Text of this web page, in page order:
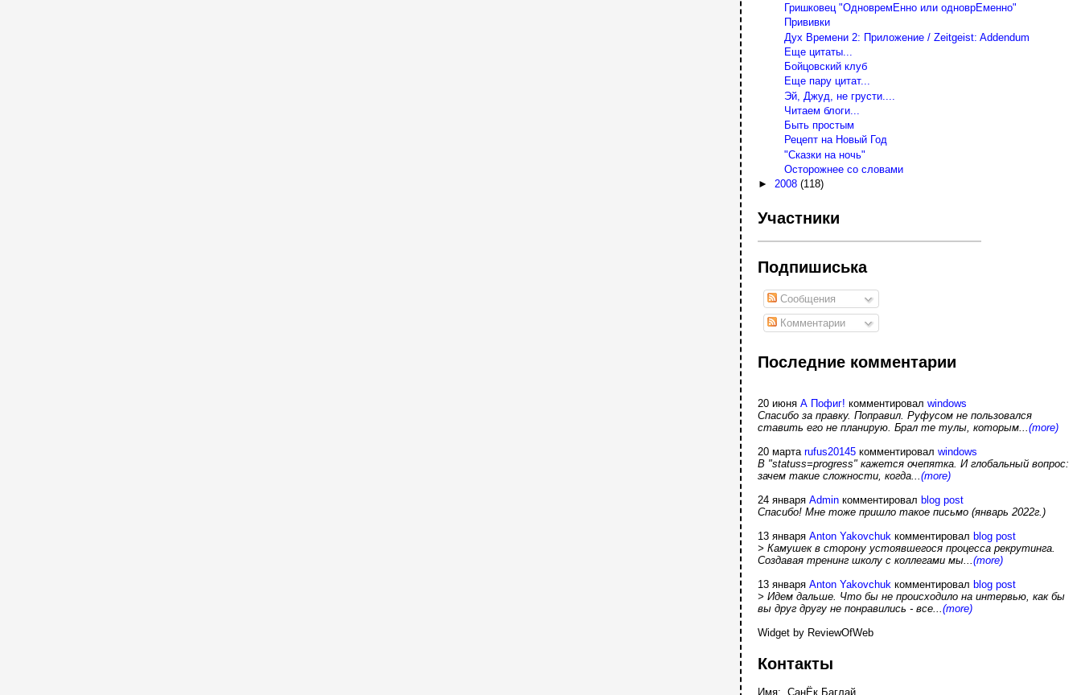
Гришковец "ОдновремЕнно или одноврЕменно"
Прививки
Дух Времени 2: Приложение / Zeitgeist: Addendum
Еще цитаты...
Бойцовский клуб
Еще пару цитат...
Эй, Джуд, не грусти....
Читаем блоги...
Быть простым
Рецепт на Новый Год
"Сказки на ночь"
Осторожнее со словами
►2008(118)
Участники
Подпишиська
Сообщения
Комментарии
Последние комментарии
20 июняА Пофиг! комментировалwindows
Спасибо за правку. Поправил. Руфусом не пользовался
ставить его не планирую. Брал те тулы, которым...(more)
20 мартаrufus20145 комментировалwindows
В "statuss=progress" кажется очепятка. И глобальный вопрос:
зачем такие сложности, когда...(more)
24 январяAdmin комментировалblog post
Спасибо! Мне тоже пришло такое письмо (январь 2022г.)
13 январяAnton Yakovchuk комментировалblog post
> Камушек в сторону устоявшегося процесса рекрутинга.
Создавая тренинг школу с коллегами мы...(more)
13 январяAnton Yakovchuk комментировалblog post
> Идем дальше. Что бы не происходило на интервью, как бы
вы друг другу не понравились - все...(more)
Widget by ReviewOfWeb
Контакты
Имя: СанЁк Баглай